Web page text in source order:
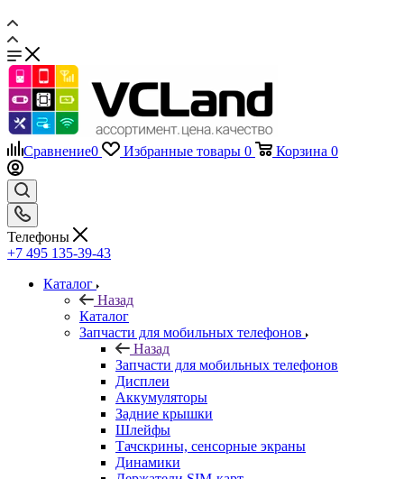
Сравнение0 Избранные товары 0 Корзина 0
Телефоны
+7 495 135-39-43
Каталог
Назад
Каталог
Запчасти для мобильных телефонов
Назад
Запчасти для мобильных телефонов
Дисплеи
Аккумуляторы
Задние крышки
Шлейфы
Тачскрины, сенсорные экраны
Динамики